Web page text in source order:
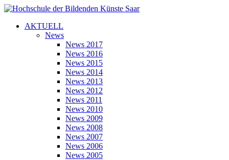
AKTUELL
News
News 2017
News 2016
News 2015
News 2014
News 2013
News 2012
News 2011
News 2010
News 2009
News 2008
News 2007
News 2006
News 2005